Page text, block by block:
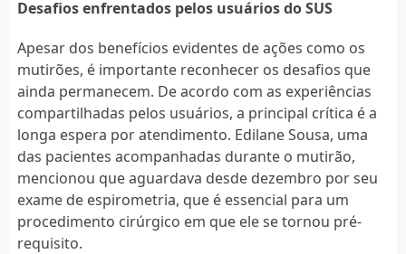
Desafios enfrentados pelos usuários do SUS
Apesar dos benefícios evidentes de ações como os
mutirões, é importante reconhecer os desafios que
ainda permanecem. De acordo com as experiências
compartilhadas pelos usuários, a principal crítica é a
longa espera por atendimento. Edilane Sousa, uma
das pacientes acompanhadas durante o mutirão,
mencionou que aguardava desde dezembro por seu
exame de espirometria, que é essencial para um
procedimento cirúrgico em que ele se tornou pré-
requisito.